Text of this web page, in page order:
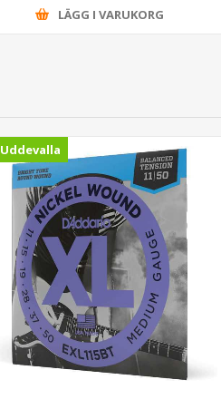
LÄGG I VARUKORG
Uddevalla